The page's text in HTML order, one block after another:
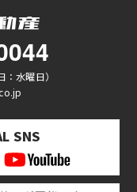
水曜日）
SNS